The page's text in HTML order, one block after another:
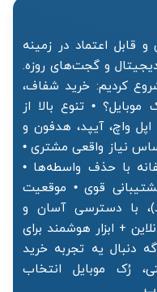
قابل اعتماد در زمینه
دیجیتال و گجت‌های روزه.
کردیم: خرید شفاف،
• تنوع بالا از
واچ، آیپد، هدفون و
نیاز واقعی مشتری •
با حذف واسطه‌ها •
قوی • موقعیت
با دسترسی آسان و
+ ابزار هوشمند برای
یه تجربه خرید
رُک موبایل انتخاب